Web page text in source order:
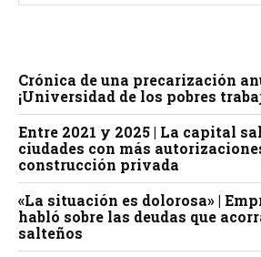
Crónica de una precarización
¡Universidad de los pobres
Entre 2021 y 2025 | La capital
ciudades con más
construcción privada
«La situación es dolorosa» |
habló sobre las deudas que
salteños